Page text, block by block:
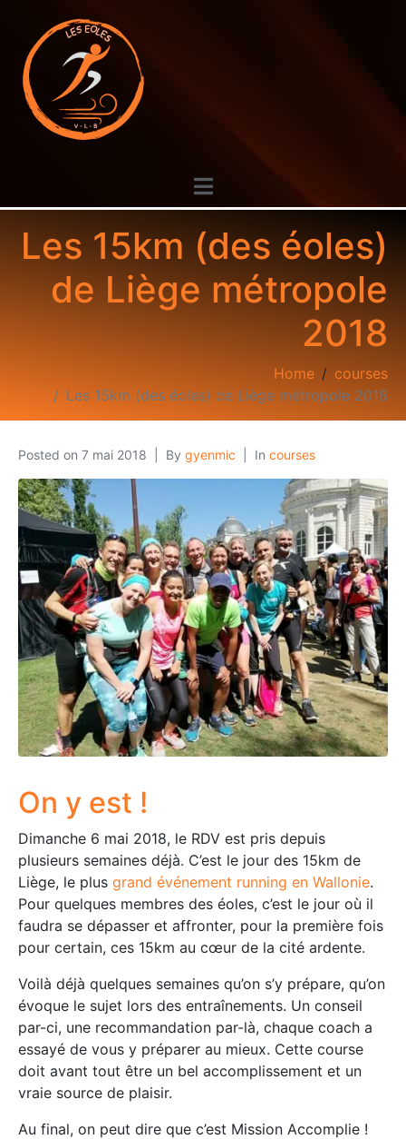
Les 15km (des éoles)
de Liège métropole
2018
Home
courses
Les 15km (des éoles) de Liège métropole 2018
Posted on 7 mai 2018 By gyenmic In courses
On y est !
Dimanche 6 mai 2018, le RDV est pris depuis
plusieurs semaines déjà. C’est le jour des 15km de
Liège, le plus grand événement running en Wallonie.
Pour quelques membres des éoles, c’est le jour où il
faudra se dépasser et affronter, pour la première fois
pour certain, ces 15km au cœur de la cité ardente.
Voilà déjà quelques semaines qu’on s’y prépare, qu’on
évoque le sujet lors des entraînements. Un conseil
par-ci, une recommandation par-là, chaque coach a
essayé de vous y préparer au mieux. Cette course
doit avant tout être un bel accomplissement et un
vraie source de plaisir.
Au final, on peut dire que c’est Mission Accomplie !